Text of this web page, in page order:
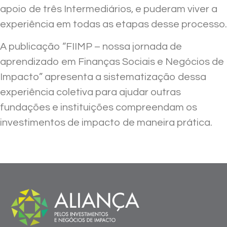
apoio de três Intermediários, e puderam viver a
experiência em todas as etapas desse processo.
A publicação “FIIMP – nossa jornada de
aprendizado em Finanças Sociais e Negócios de
Impacto” apresenta a sistematização dessa
experiência coletiva para ajudar outras
fundações e instituições compreendam os
investimentos de impacto de maneira prática.